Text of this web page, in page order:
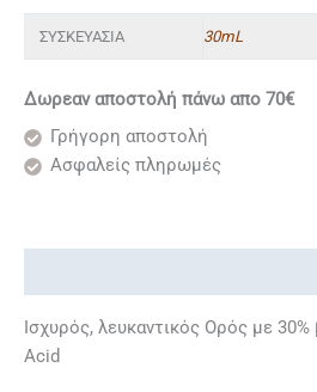
ΣΥΣΚΕΥΑΣΙΑ 30mL
Δωρεαν αποστολή πάνω απο 70€
Γρήγορη αποστολή
Ασφαλείς πληρωμές
Ισχυρός, λευκαντικός Ορός με 30%
Acid